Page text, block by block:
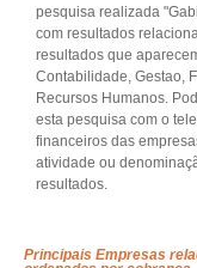
pesquisa realizada
com resultados
resultados que
Contabilidade, Gestao,
Recursos Humanos.
esta pesquisa com o
financeiros das
atividade ou
resultados.
Principais Empresas